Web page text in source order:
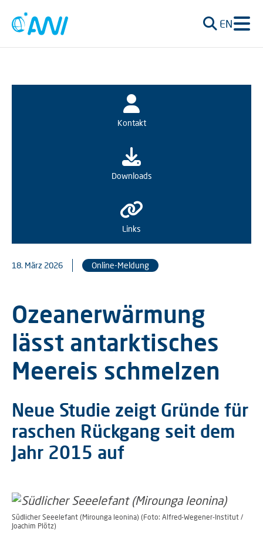
EN
Kontakt
Downloads
Links
18. März 2026 Online-Meldung
Ozeanerwärmung
lässt antarktisches
Meereis schmelzen
Neue Studie zeigt Gründe für
raschen Rückgang seit dem
Jahr 2015 auf
Südlicher Seeelefant (Mirounga leonina) (Foto: Alfred-Wegener-Institut /
Joachim Plötz)